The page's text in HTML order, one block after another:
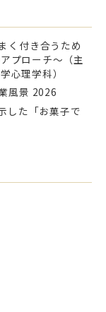
く付き合うため
プローチ～（主
心理学科）
風景 2026
した「お菓子で